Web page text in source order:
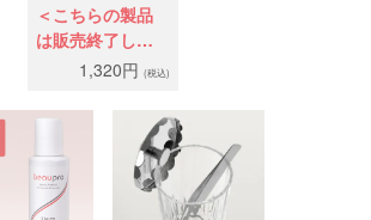
＜こちらの製品
は販売終了しま
した＞コットン
1,320円 (税込)